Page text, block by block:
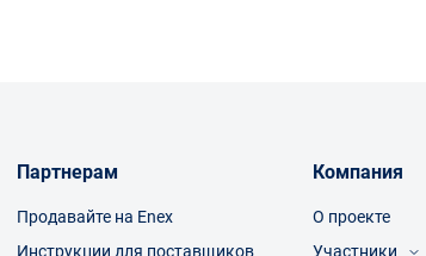
Партнерам
Продавайте на Enex
Инструкции для поставщиков
Компания
О проекте
Участники